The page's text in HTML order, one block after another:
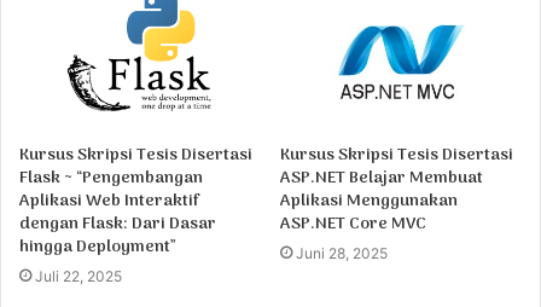
Kursus Skripsi Tesis Disertasi
Flask ~ “Pengembangan
Aplikasi Web Interaktif
dengan Flask: Dari Dasar
hingga Deployment”
Juli 22, 2025
Kursus Skripsi Tesis Disertasi
ASP.NET Belajar Membuat
Aplikasi Menggunakan
ASP.NET Core MVC
Juni 28, 2025